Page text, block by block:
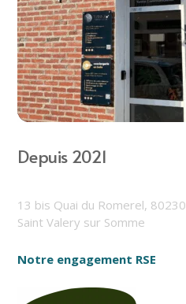
Depuis 2021
13 bis Quai du Romerel, 80230
Saint Valery sur Somme
Notre engagement RSE